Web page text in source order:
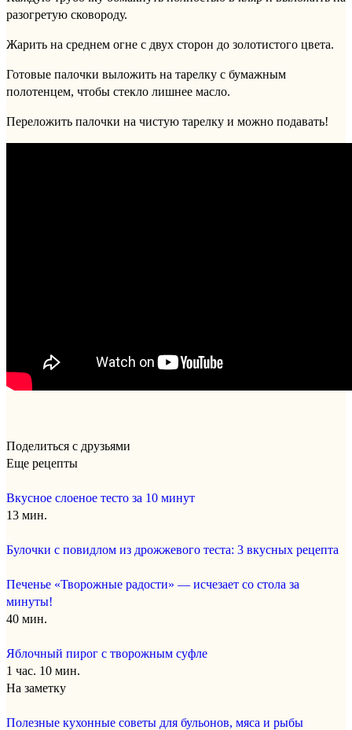
разогретую сковороду.
Жарить на среднем огне с двух сторон до золотистого цвета.
Готовые палочки выложить на тарелку с бумажным
полотенцем, чтобы стекло лишнее масло.
Переложить палочки на чистую тарелку и можно подавать!
Поделиться с друзьями
Еще рецепты
Вкусное слоеное тесто за 10 минут
13 мин.
Булочки с повидлом из дрожжевого теста: 3 вкусных рецепта
Печенье «Творожные радости» — исчезает со стола за
минуты!
40 мин.
Яблочный пирог с творожным суфле
1 час. 10 мин.
На заметку
Полезные кухонные советы для бульонов, мяса и рыбы